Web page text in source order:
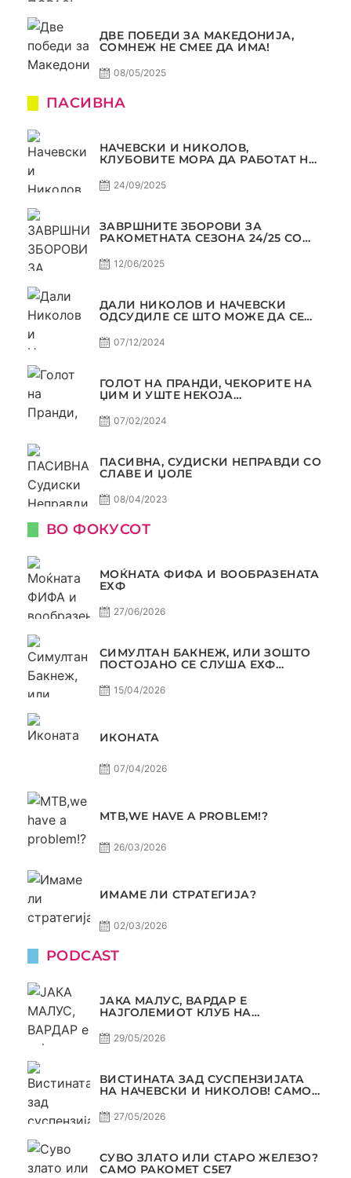
ДВЕ ПОБЕДИ ЗА МАКЕДОНИЈА,
СОМНЕЖ НЕ СМЕЕ ДА ИМА!
08/05/2025
ПАСИВНА
НАЧЕВСКИ И НИКОЛОВ,
КЛУБОВИТЕ МОРА ДА РАБОТАТ НА
С5Е2 ПАСИВНА
24/09/2025
ЗАВРШНИТЕ ЗБОРОВИ ЗА
РАКОМЕТНАТА СЕЗОНА 24/25 СО
С4Е11
12/06/2025
ДАЛИ НИКОЛОВ И НАЧЕВСКИ
ОДСУДИЛЕ СЕ ШТО МОЖЕ ДА СЕ
07/12/2024
ГОЛОТ НА ПРАНДИ, ЧЕКОРИТЕ НА
ЏИМ И УШТЕ НЕКОЈА
САМО РАКОМЕТ
07/02/2024
ПАСИВНА, СУДИСКИ НЕПРАВДИ СО
СЛАВЕ И ЏОЛЕ
08/04/2023
ВО ФОКУСОТ
МОЌНАТА ФИФА И ВООБРАЗЕНАТА
ЕХФ
27/06/2026
СИМУЛТАН БАКНЕЖ, ИЛИ ЗОШТО
ПОСТОЈАНО СЕ СЛУША ЕХФ
15/04/2026
ИКОНАТА
07/04/2026
МТВ,WE HAVE A PROBLEM!?
26/03/2026
ИМАМЕ ЛИ СТРАТЕГИЈА?
02/03/2026
PODCAST
ЈАКА МАЛУС, ВАРДАР Е
НАЈГОЛЕМИОТ КЛУБ НА
29/05/2026
ВИСТИНАТА ЗАД СУСПЕНЗИЈАТА
НА НАЧЕВСКИ И НИКОЛОВ! САМО
27/05/2026
СУВО ЗЛАТО ИЛИ СТАРО ЖЕЛЕЗО?
САМО РАКОМЕТ С5Е7